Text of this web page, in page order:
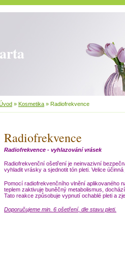
» Kosmetika » Radiofrekvence
Radiofrekvence
Radiofrekvence - vyhlazování vrásek
Radiofrekvenční ošetření je neinvazivní
vyhladit vrásky a sjednotit tón pleti. Velice
Pomocí radiofrekvenčního vlnění aplikovaného
teplem zaktivuje buněčný metabolismus,
Tato reakce způsobuje vypnutí ochablé pleti a
Doporučujeme min. 6 ošetření, dle stavu pleti.